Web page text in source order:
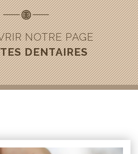
NOTRE PAGE
DENTAIRES